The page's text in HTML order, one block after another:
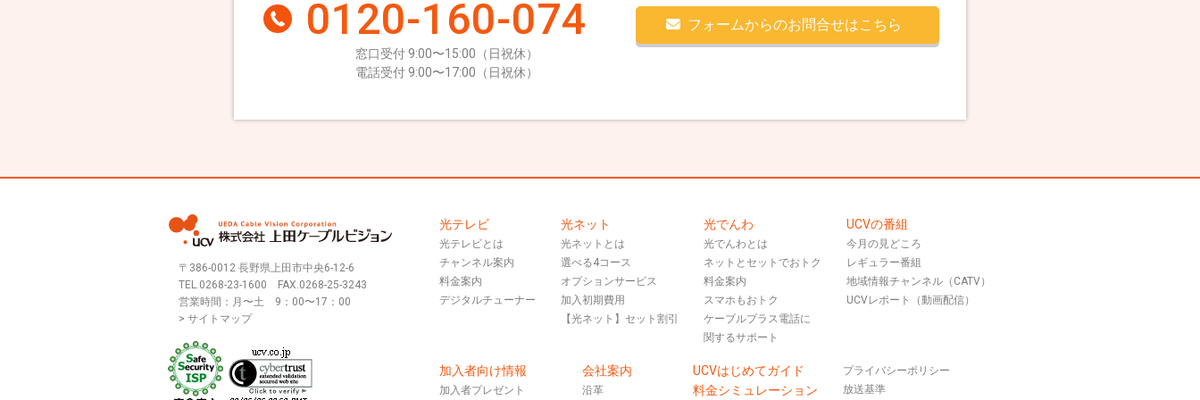
0120-160-074
窓口受付 9:00〜15:00（日祝休）
電話受付 9:00〜17:00（日祝休）
フォームからのお問合せはこちら
〒386-0012 長野県上田市中央6-12-6
TEL.0268-23-1600 FAX.0268-25-3243
営業時間：月〜土 9：00〜17：00
> サイトマップ
光テレビ
光テレビとは
チャンネル案内
料金案内
デジタルチューナー
光ネット
光ネットとは
選べる4コース
オプションサービス
加入初期費用
【光ネット】セット割引
光でんわ
光でんわとは
ネットとセットでおトク
料金案内
スマホもおトク
ケーブルプラス電話に
関するサポート
UCVの番組
今月の見どころ
レギュラー番組
地域情報チャンネル（CATV）
UCVレポート（動画配信）
加入者向け情報
加入者プレゼント
会社案内
沿革
UCVはじめてガイド
料金シミュレーション
プライバシーポリシー
放送基準